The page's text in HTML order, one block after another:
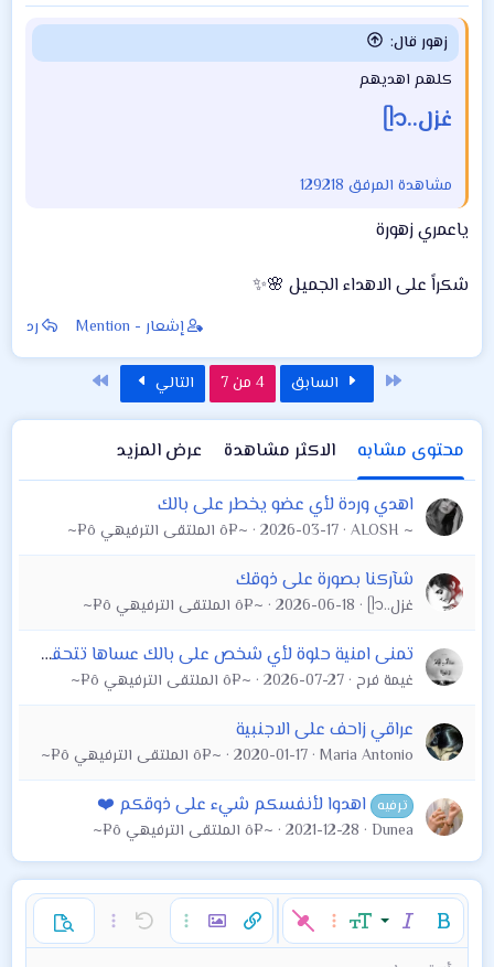
زهور قال:
كلهم اهديهم
غزل..ᥫ᭡
مشاهدة المرفق 129218
ياعمري زهورة
شكراً على الاهداء الجميل 🌸✨
إشعار - Mention رد
الأول السابق 4 من 7 التالي
محتوى مشابه الاكثر مشاهدة
عرض المزيد
اهدي وردة لأي عضو يخطر على بالك
ALOSH ~
2026-03-17 ~¤ô الملتقى الترفيهي ô¤~
شآركنا بصورة على ذوقك
غزل..ᥫ᭡ 2026-06-18 ~¤ô الملتقى الترفيهي ô¤~
تمنى امنية حلوة لأي شخص على بالك عساها تتحقق بأذن الله
غيمة فرح 2026-07-27 ~¤ô الملتقى الترفيهي ô¤~
عراقي زاحف على الاجنبية
Maria Antonio
2020-01-17 ~¤ô الملتقى الترفيهي ô¤~
ترفيه اهدوا لأنفسكم شيء على ذوقكم ❤️
Dunea
2021-12-28 ~¤ô الملتقى الترفيهي ô¤~
غامق مائل حجم الخط
9
خيارات إضافية…إدراج رابطإدراج صورةخيارات إضافية…
تراجع خيارات إضافية…
معاينة